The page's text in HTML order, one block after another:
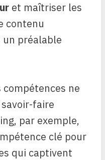
et maîtriser les
contenu
préalable
ne
faire
par exemple,
clé pour
qui captivent